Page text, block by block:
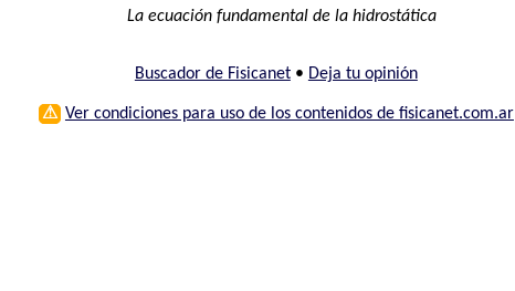
La ecuación fundamental de la hidrostática
Buscador de Fisicanet• Deja tu opinión
⚠ Ver condiciones para uso de los contenidos de fisicanet.com.ar